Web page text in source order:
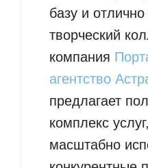
базу и
творческий
компания
агентство
предлагает
комплекс
масштабно